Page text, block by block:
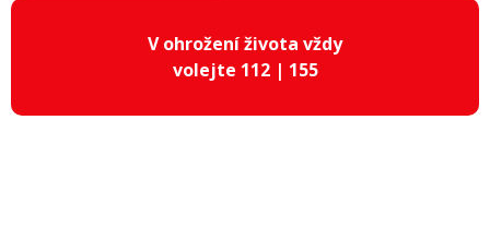
V ohrožení života vždy
volejte 112 | 155